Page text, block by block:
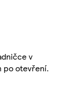
v
po otevření.